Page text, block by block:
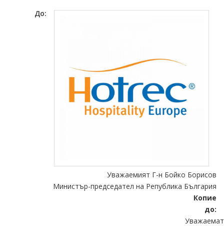
До:
Уважаемият Г-н Бойко Борисов
Министър-председател на Република България
Копие
до: